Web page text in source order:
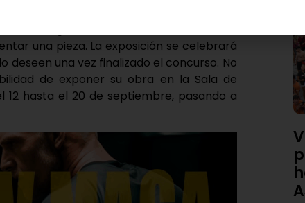
podrán trabajar en sus obras desde el
entregándola al terminar en el Paseo
una pieza. La exposición se celebrará
deseen una vez finalizado el concurso. No
de exponer su obra en la Sala de
12 hasta el 20 de septiembre, pasando a